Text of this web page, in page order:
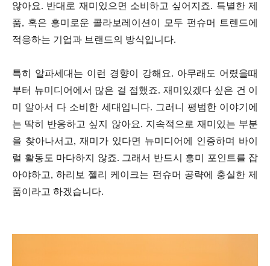
않아요. 반대로 재미있으면 소비하고 싶어지죠. 특별한 제
품, 혹은 흥미로운 콜라보레이션이 모두 펀슈머 트렌드에
적응하는 기업과 브랜드의 방식입니다.
특히 알파세대는 이런 경향이 강해요. 아무래도 어렸을때
부터 뉴미디어에서 많은 걸 접했죠. 재미있겠다 싶은 건 이
미 알아서 다 소비한 세대입니다. 그러니 평범한 이야기에
는 딱히 반응하고 싶지 않아요. 지속적으로 재미있는 부분
을 찾아나서고, 재미가 있다면 뉴미디어에 인증하며 바이
럴 활동도 마다하지 않죠. 그래서 반드시 흥미 포인트를 잡
아야하고, 하리보 젤리 케이크는 펀슈머 공략에 충실한 제
품이라고 하겠습니다.